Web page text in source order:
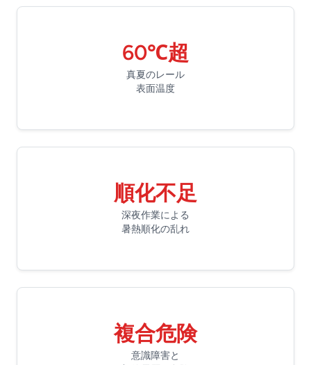
60℃超
真夏のレール
表面温度
順化不足
深夜作業による
暑熱順化の乱れ
複合危険
意識障害と